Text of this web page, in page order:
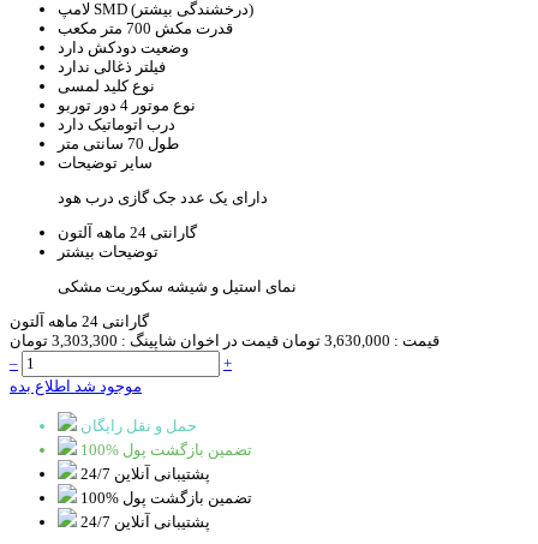
لامپ
SMD (درخشندگی بیشتر)
قدرت مکش 700 متر مکعب
وضعیت دودکش دارد
فیلتر ذغالی ندارد
نوع کلید لمسی
نوع موتور 4 دور توربو
درب اتوماتیک دارد
طول 70 سانتی متر
سایر توضیحات
دارای یک عدد جک گازی درب هود
گارانتی 24 ماهه آلتون
توضیحات بیشتر
نمای استیل و شیشه سکوریت مشکی
گارانتی 24 ماهه آلتون
قیمت : 3,630,000 تومان قیمت در اخوان شاپینگ : 3,303,300 تومان
–
+
موجود شد اطلاع بده
حمل و نقل رایگان
100% تضمین بازگشت پول
پشتیبانی آنلاین 24/7
100% تضمین بازگشت پول
پشتیبانی آنلاین 24/7